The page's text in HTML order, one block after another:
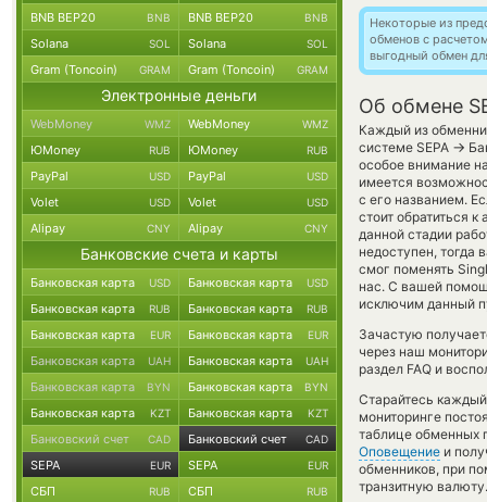
Некоторые из
обменов с
выгодный обмен
Об обмене
Каждый из
системе SEPA →
особое внимание
имеется
с его названием.
стоит обратиться
данной стадии
недоступен, тогда
смог поменять
нас. С вашей
исключим данный
Зачастую
через наш
раздел FAQ и
Старайтесь
мониторинге
таблице обменных
Оповещение и
обменников, при
транзитную валюту.
BNB BEP20 BNB BNB BEP20 BNB
Solana SOL Solana SOL
Gram (Toncoin) GRAM Gram (Toncoin) GRAM
Электронные деньги
WebMoney WMZ WebMoney WMZ
ЮMoney RUB ЮMoney RUB
PayPal USD PayPal USD
Volet USD Volet USD
Alipay CNY Alipay CNY
Банковские счета и карты
Банковская карта USD Банковская карта USD
Банковская карта RUB Банковская карта RUB
Банковская карта EUR Банковская карта EUR
Банковская карта UAH Банковская карта UAH
Банковская карта BYN Банковская карта BYN
Банковская карта KZT Банковская карта KZT
Банковский счет CAD Банковский счет CAD
SEPA EUR SEPA EUR
СБП RUB СБП RUB